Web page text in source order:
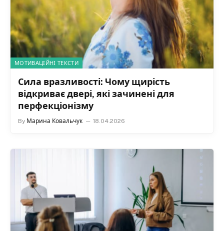
МОТИВАЦІЙНІ ТЕКСТИ
Сила вразливості: Чому щирість
відкриває двері, які зачинені для
перфекціонізму
By Марина Ковальчук 18.04.2026